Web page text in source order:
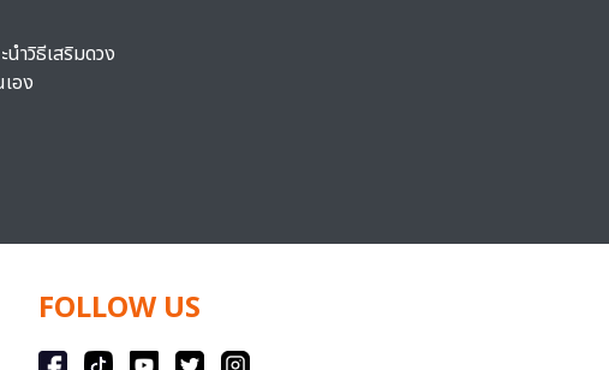
ำวิธีเสริมดวง
อง
FOLLOW US